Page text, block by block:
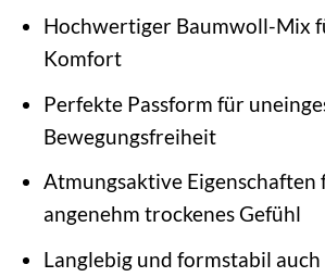
Hochwertiger Baumwoll-Mix
Komfort
Perfekte Passform für
Bewegungsfreiheit
Atmungsaktive Eigenschaften
angenehm trockenes Gefühl
Langlebig und formstabil